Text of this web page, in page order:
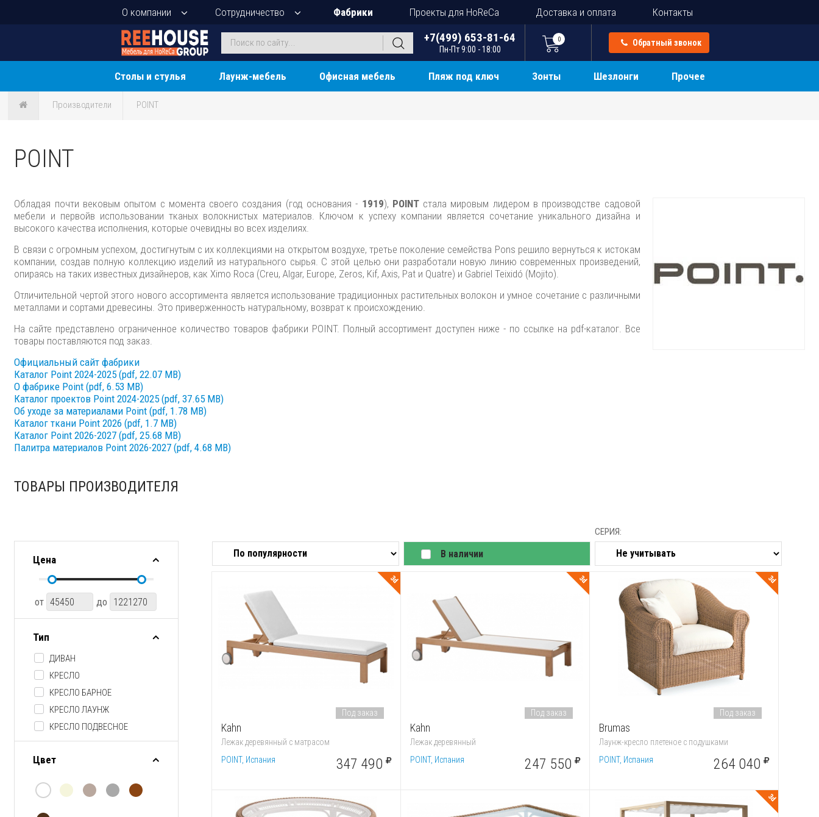
О компании Сотрудничество Фабрики Проекты для HoReCa Доставка и оплата Контакты
+7(499) 653-81-64
Пн-Пт 9:00 - 18:00
0 Обратный звонок
Столы и стулья Лаунж-мебель Офисная мебель Пляж под ключ Зонты Шезлонги Прочее
Производители POINT
POINT
Обладая почти вековым опытом с момента своего создания (год основания - 1919), POINTстала мировым лидером в производстве садовой
мебели и первойв использовании тканых волокнистых материалов. Ключом к успеху компании является сочетание уникального дизайна и
высокого качества исполнения, которые очевидны во всех изделиях.
В связи с огромным успехом, достигнутым с их коллекциями на открытом воздухе, третье поколение семейства Pons решило вернуться к истокам
компании, создав полную коллекцию изделий из натурального сырья. С этой целью они разработали новую линию современных произведений,
опираясь на таких известных дизайнеров, как Ximo Roca (Creu, Algar, Europe, Zeros, Kif, Axis, Pat и Quatre) и Gabriel Teixidó (Mojito).
Отличительной чертой этого нового ассортимента является использование традиционных растительных волокон и умное сочетание с различными
металлами и сортами древесины. Это приверженность натуральному, возврат к происхождению.
На сайте представлено ограниченное количество товаров фабрики POINT. Полный ассортимент доступен ниже - по ссылке на pdf-каталог. Все
товары поставляются под заказ.
Официальный сайт фабрики
Каталог Point 2024-2025 (pdf, 22.07 MB)
О фабрике Point (pdf, 6.53 MB)
Каталог проектов Point 2024-2025 (pdf, 37.65 MB)
Об уходе за материалами Point (pdf, 1.78 MB)
Каталог ткани Point 2026 (pdf, 1.7 MB)
Каталог Point 2026-2027 (pdf, 25.68 MB)
Палитра материалов Point 2026-2027 (pdf, 4.68 MB)
ТОВАРЫ ПРОИЗВОДИТЕЛЯ
Цена
от до
Тип
ДИВАН
КРЕСЛО
КРЕСЛО БАРНОЕ
КРЕСЛО ЛАУНЖ
КРЕСЛО ПОДВЕСНОЕ
ЛЕЖАК
ПОДЛОКОТНИК
СТОЛ ЖУРНАЛЬНЫЙ
Цвет
В наличии
СЕРИЯ:
3d
Kahn
Лежак деревянный с матрасом
POINT, Испания
Под заказ
347 490
3d
Kahn
Лежак деревянный
POINT, Испания
Под заказ
247 550
3d
Brumas
Лаунж-кресло плетеное с подушками
POINT, Испания
Под заказ
264 040
3d